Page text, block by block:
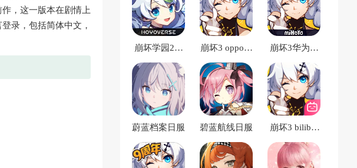
，这一版本在剧情上
录，包括简体中文，
崩坏学园2日
服最新版
崩坏3 oppo渠
道服
崩坏3华为渠
道服
蔚蓝档案日服 碧蓝航线日服
崩坏3 bilibili
渠道服